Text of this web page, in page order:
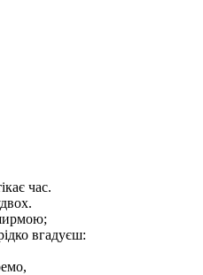
час.
вгадуєш: